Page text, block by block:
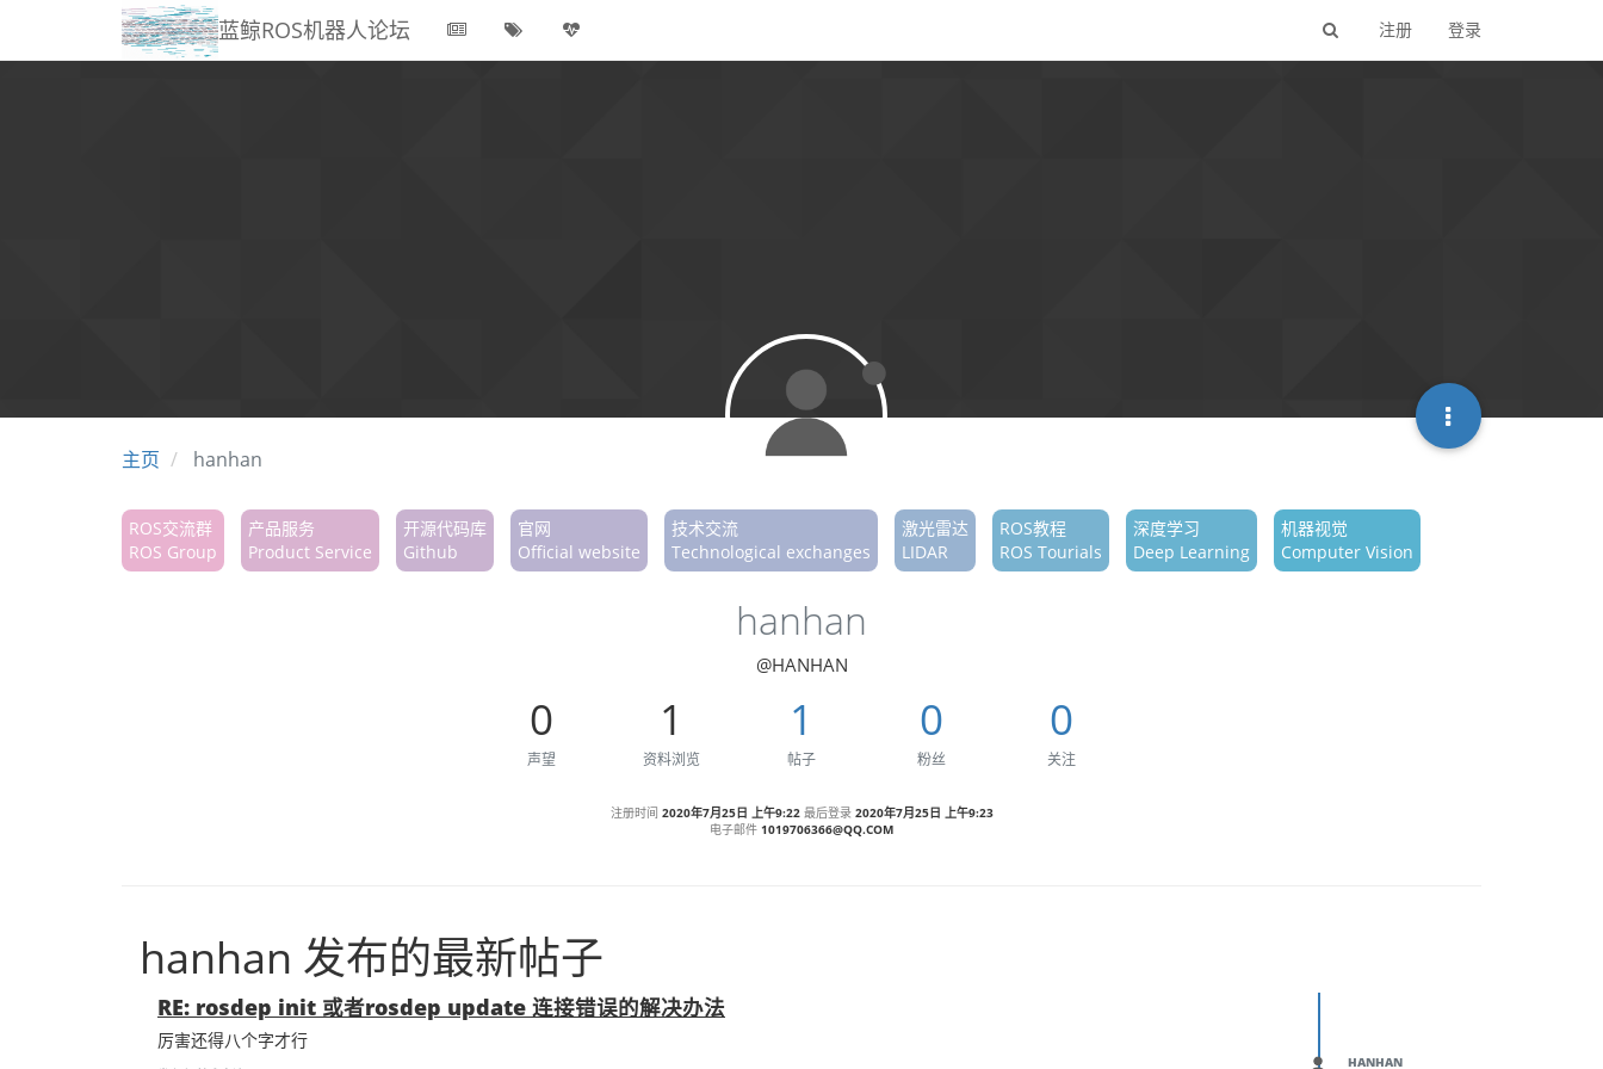
蓝鲸ROS机器人论坛 注册 登录
主页 hanhan
ROS交流群
ROS Group
产品服务
Product Service
开源代码库
Github
官网
Official website
技术交流
Technological exchanges
激光雷达
LIDAR
ROS教程
ROS Tourials
深度学习
Deep Learning
机器视觉
Computer Vision
hanhan
@HANHAN
0
声望
1
资料浏览
1
帖子
0
粉丝
0
关注
注册时间 2020年7月25日 上午9:22 最后登录 2020年7月25日 上午9:23
电子邮件 1019706366@QQ.COM
hanhan 发布的最新帖子
RE: rosdep init 或者rosdep update 连接错误的解决办法
厉害还得八个字才行
HANHAN